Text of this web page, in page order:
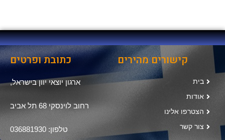
קישורים מהירים
בית
אודות
הצטרפו אלינו
צור קשר
כתובת ופרטים
ארגון יוצאי יוון בישראל,
רחוב לוינסקי 68 תל אביב
טלפון: 036881930